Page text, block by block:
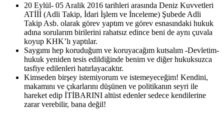
20 Eylül- 05 Aralik 2016 tarihleri arasında Deniz Kuvvetleri
ATİİİ (Adli Takip, İdari İşlem ve İnceleme) Şubede Adli
Takip Asb. olarak görev yaptım ve görev esnasındaki hukuk
adına sorularım birilerini rahatsız edince beni de aynı çuvala
koyup KHK’lı yaptılar.
Saygımı hep koruduğum ve koruyacağım kutsalım -Devletim-
hukuk yeniden tesis edildiğinde benim ve diğer hukuksuzca
tasfiye edilenleri hatırlayacaktır.
Kimseden birşey istemiyorum ve istemeyeceğim! Kendini,
makamını ve çıkarlarını düşünen ve politikanın seyri ile
hareket edip İTİBARINI altüst edenler sedece kendilerine
zarar verebilir, bana değil!